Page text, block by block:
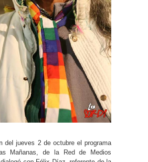
del jueves 2 de octubre el programa
Mañanas, de la Red de Medios